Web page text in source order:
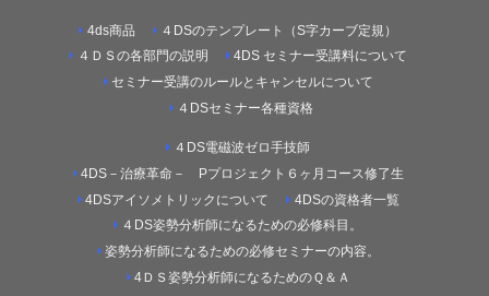
4ds商品
４DSのテンプレート（S字カーブ定規）
４ＤＳの各部門の説明
4DS セミナー受講料について
セミナー受講のルールとキャンセルについて
４DSセミナー各種資格
４DS電磁波ゼロ手技師
4DS－治療革命－ Pプロジェクト６ヶ月コース修了生
4DSアイソメトリックについて
4DSの資格者一覧
４DS姿勢分析師になるための必修科目。
姿勢分析師になるための必修セミナーの内容。
4ＤＳ姿勢分析師になるためのＱ＆Ａ